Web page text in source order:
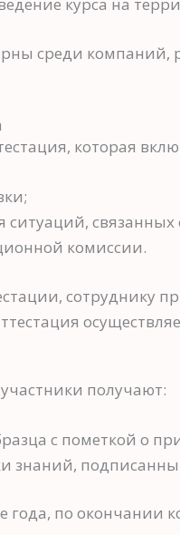
курса на
среди компаний,
которая
ситуаций,
комиссии.
сотруднику
получают:
с пометкой о
знаний,
года, по